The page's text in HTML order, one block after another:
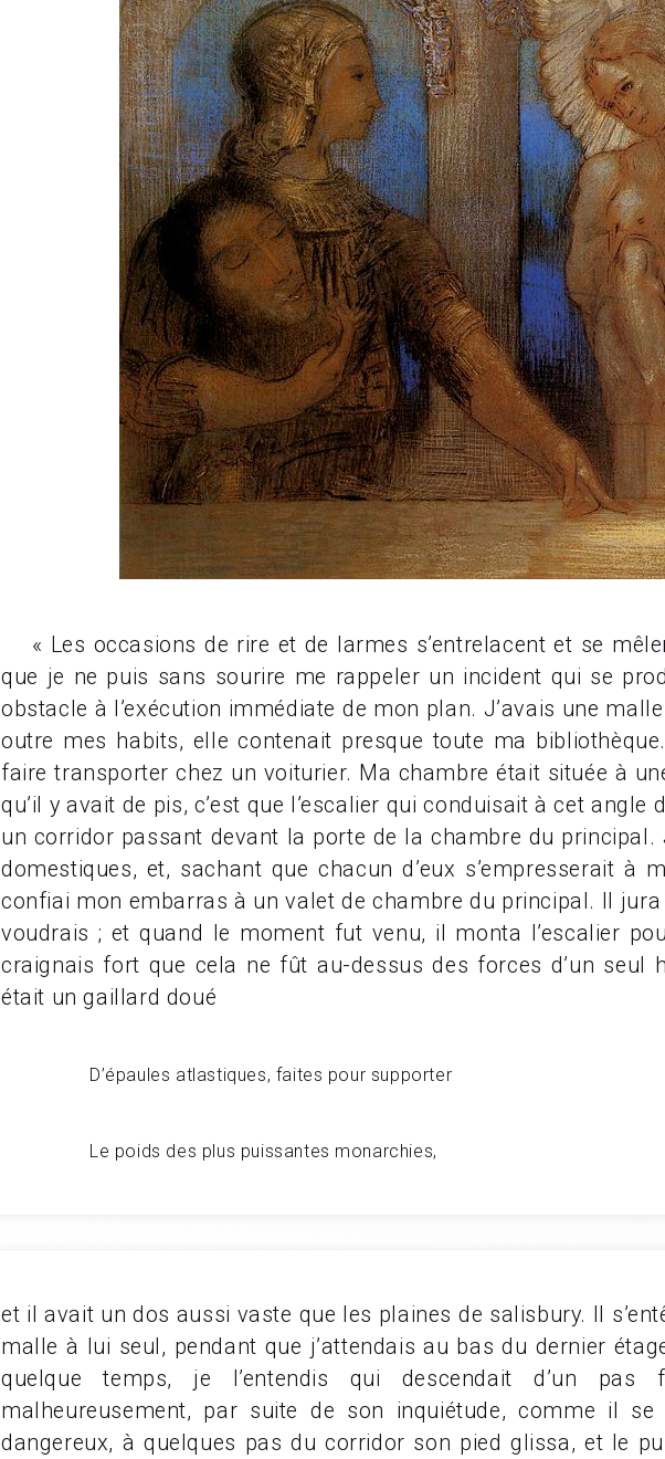
« Les occasions de rire et de larmes s’entrelacent et se
que je ne puis sans sourire me rappeler un incident qui se
obstacle à l’exécution immédiate de mon plan. J’avais une
outre mes habits, elle contenait presque toute ma
faire transporter chez un voiturier. Ma chambre était située à
qu’il y avait de pis, c’est que l’escalier qui conduisait à cet
un corridor passant devant la porte de la chambre du principal.
domestiques, et, sachant que chacun d’eux s’empresserait à
confiai mon embarras à un valet de chambre du principal. Il jura
voudrais ; et quand le moment fut venu, il monta l’escalier
craignais fort que cela ne fût au-dessus des forces d’un seul
était un gaillard doué
D’épaules atlastiques, faites pour supporter
Le poids des plus puissantes monarchies,
et il avait un dos aussi vaste que les plaines de salisbury. Il
malle à lui seul, pendant que j’attendais au bas du dernier
quelque temps, je l’entendis qui descendait d’un
malheureusement, par suite de son inquiétude, comme il se
dangereux, à quelques pas du corridor son pied glissa, et le